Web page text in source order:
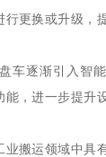
更换或升级，
车逐渐引入智
，进一步提升
搬运领域中具